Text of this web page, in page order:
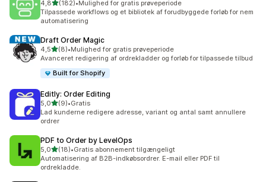
4,8ud af 5 stjerner
(182)
182 anmeldelser i alt
•Mulighed for gratis prøveperiode
Tilpassede workflows og et bibliotek af forudbyggede forløb for nem
automatisering
Draft Order Magic
4,5ud af 5 stjerner
(8)
8 anmeldelser i alt
•Mulighed for gratis prøveperiode
Avanceret redigering af ordrekladder og forløb for tilpassede tilbud
Built for Shopify
Editly: Order Editing
5,0ud af 5 stjerner
(9)
9 anmeldelser i alt
•Gratis
Lad kunderne redigere adresse, variant og antal samt annullere
ordrer
PDF to Order by LevelOps
5,0ud af 5 stjerner
(18)
18 anmeldelser i alt
•Gratis abonnement tilgængeligt
Automatisering af B2B-indkøbsordrer. E-mail eller PDF til
ordrekladde.